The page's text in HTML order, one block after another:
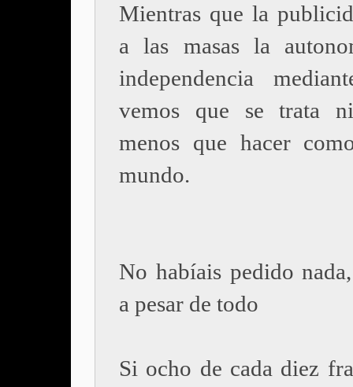
Mientras que la
a las masas la
independencia
vemos que se trata
menos que hacer
mundo.
No habíais pedido
a pesar de todo
Si ocho de cada diez